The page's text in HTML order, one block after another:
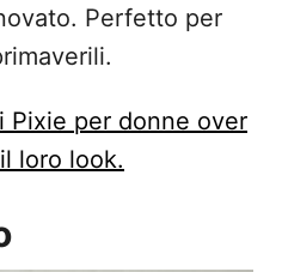
Perfetto per
Pixie per donne over
loro look.